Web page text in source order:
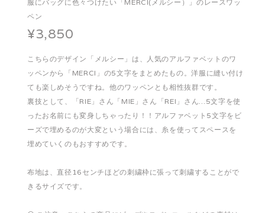
服にバッグに色々つけたい「MERCI(メルシー）」のレースワッ
ペン
¥3,850
こちらのデザイン「メルシー」は、人気のアルファベットのワ
ッペンから「MERCI」の5文字をまとめたもの。洋服に縫い付け
ても楽しめそうですね。他のワッペンとも相性抜群です。
裏技として、「RIE」さん「MIE」さん「REI」さん…5文字を使
ったお名前にも変身しちゃったり！！アルファベット5文字をビ
ーズで埋めるのが大変という場合には、糸を使ってスペースを
埋めていくのもおすすめです。
布地は、直径16センチほどの刺繍枠に張って刺繍することがで
きるサイズです。